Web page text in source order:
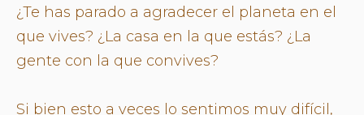
¿Te has parado a agradecer el planeta en el
que vives? ¿La casa en la que estás? ¿La
gente con la que convives?
Si bien esto a veces lo sentimos muy difícil,